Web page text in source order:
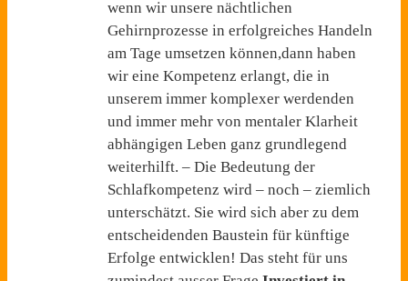
wenn wir unsere nächtlichen
Gehirnprozesse in erfolgreiches Handeln
am Tage umsetzen können,dann haben
wir eine Kompetenz erlangt, die in
unserem immer komplexer werdenden
und immer mehr von mentaler Klarheit
abhängigen Leben ganz grundlegend
weiterhilft. – Die Bedeutung der
Schlafkompetenz wird – noch – ziemlich
unterschätzt. Sie wird sich aber zu dem
entscheidenden Baustein für künftige
Erfolge entwicklen! Das steht für uns